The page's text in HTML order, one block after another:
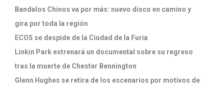
Bandalos Chinos va por más: nuevo disco en camino y
gira por toda la región
ECOS se despide de la Ciudad de la Furia
Linkin Park estrenará un documental sobre su regreso
tras la muerte de Chester Bennington
Glenn Hughes se retira de los escenarios por motivos de